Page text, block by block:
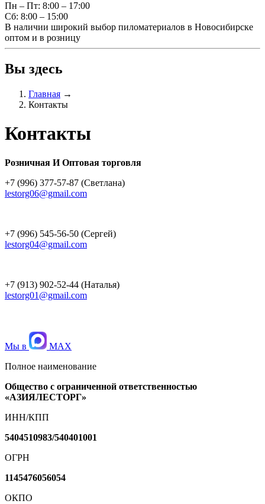
Пн – Пт: 8:00 – 17:00
Сб: 8:00 – 15:00
В наличии широкий выбор пиломатериалов в Новосибирске
оптом и в розницу
Вы здесь
Главная →
Контакты
Контакты
Розничная И Оптовая торговля
+7 (996) 377-57-87 (Светлана)
lestorg06@gmail.com
+7 (996) 545-56-50 (Сергей)
lestorg04@gmail.com
+7 (913) 902-52-44 (Наталья)
lestorg01@gmail.com
Мы в
MAX
Полное наименование
Общество с ограниченной ответственностью
«АЗИЯЛЕСТОРГ»
ИНН/КПП
5404510983/540401001
ОГРН
1145476056054
ОКПО